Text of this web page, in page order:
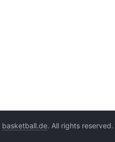
basketball.de. All rights reserved.